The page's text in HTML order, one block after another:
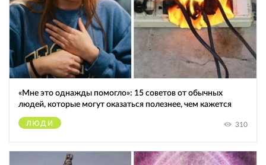
«Мне это однажды помогло»: 15 советов от обычных
людей, которые могут оказаться полезнее, чем кажется
ЛЮДИ 310